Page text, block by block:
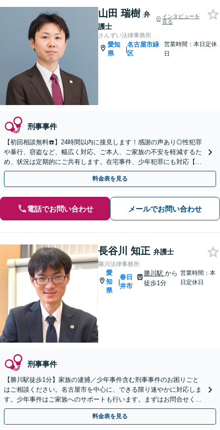
山田 瑞樹 弁
護士
インタビューを
見る
さんずい法律事務所
愛知
県
|
名古屋市緑
区
営業時間：本日定休
日
刑事事件
【初回相談無料☎️】24時間以内に接見します！感謝の声あり◎性犯罪
や暴行、窃盗など、幅広く対応。ご本人、ご家族の不安を軽減するた
め、状況は定期的にご共有します。在宅事件、少年犯罪にも対応【休
日・夜間面談OK】【駐車場あり】
料金表を見る
電話でお問い合わせ メールでお問い合わせ
長谷川 知正 弁護士
勝川法律事務所
愛
知
県
|
春日
井市
勝川駅 から
徒歩1分
営業時間：本
日定休日
刑事事件
【勝川駅徒歩1分】家族の逮捕／少年事件含む刑事事件のお困りごと
はご相談ください。名古屋市を中心に、できる限り速やかに対応しま
す。少年事件はご家族へのサポートも行います。まずはお問合せくだ
さい
料金表を見る